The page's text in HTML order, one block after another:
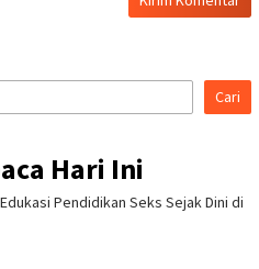
Cari
Hari Ini
Pendidikan Seks Sejak Dini di